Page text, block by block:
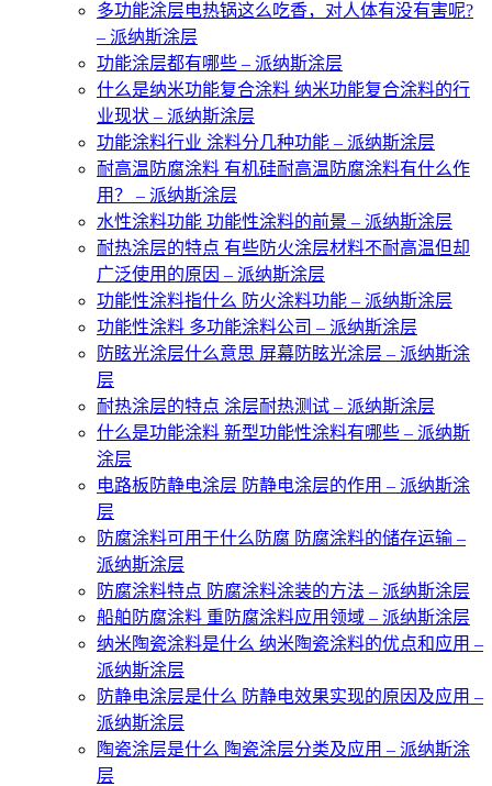
多功能涂层电热锅这么吃香，对人体有没有害呢?
– 派纳斯涂层
功能涂层都有哪些 – 派纳斯涂层
什么是纳米功能复合涂料 纳米功能复合涂料的行
业现状 – 派纳斯涂层
功能涂料行业 涂料分几种功能 – 派纳斯涂层
耐高温防腐涂料 有机硅耐高温防腐涂料有什么作
用？ – 派纳斯涂层
水性涂料功能 功能性涂料的前景 – 派纳斯涂层
耐热涂层的特点 有些防火涂层材料不耐高温但却
广泛使用的原因 – 派纳斯涂层
功能性涂料指什么 防火涂料功能 – 派纳斯涂层
功能性涂料 多功能涂料公司 – 派纳斯涂层
防眩光涂层什么意思 屏幕防眩光涂层 – 派纳斯涂
层
耐热涂层的特点 涂层耐热测试 – 派纳斯涂层
什么是功能涂料 新型功能性涂料有哪些 – 派纳斯
涂层
电路板防静电涂层 防静电涂层的作用 – 派纳斯涂
层
防腐涂料可用于什么防腐 防腐涂料的储存运输 –
派纳斯涂层
防腐涂料特点 防腐涂料涂装的方法 – 派纳斯涂层
船舶防腐涂料 重防腐涂料应用领域 – 派纳斯涂层
纳米陶瓷涂料是什么 纳米陶瓷涂料的优点和应用 –
派纳斯涂层
防静电涂层是什么 防静电效果实现的原因及应用 –
派纳斯涂层
陶瓷涂层是什么 陶瓷涂层分类及应用 – 派纳斯涂
层